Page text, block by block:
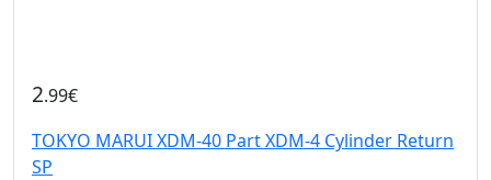
2.99€
TOKYO MARUI XDM-40 Part XDM-4 Cylinder Return
SP